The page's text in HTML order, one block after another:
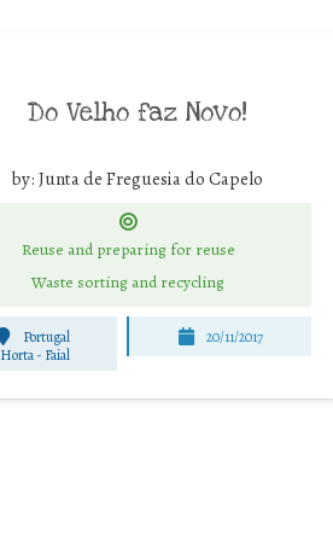
Do Velho faz Novo!
by: Junta de Freguesia do Capelo
Reuse and preparing for reuse
Waste sorting and recycling
Portugal
Horta - Faial
20/11/2017